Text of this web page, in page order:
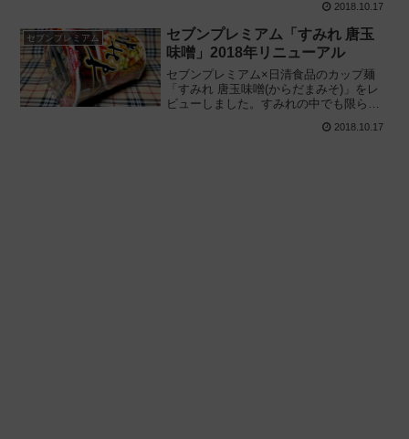
注目しつつ、実際に食べてみた感想をも
とに評価します。2018/10/15新発売
2018.10.17
セブンプレミアム
セブンプレミアム「すみれ 唐玉
味噌」2018年リニューアル
セブンプレミアム×日清食品のカップ麺
「すみれ 唐玉味噌(からだまみそ)」をレ
ビューしました。すみれの中でも限られ
定カップラーメン! 実際に食べてみた感想
2018.10.17